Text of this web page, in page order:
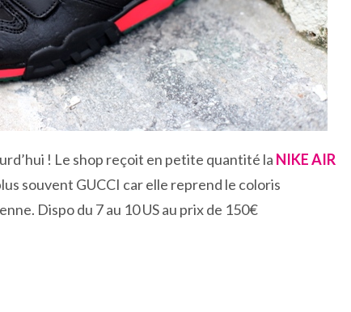
! Le shop reçoit en petite quantité la NIKE AIR
souvent GUCCI car elle reprend le coloris
Dispo du 7 au 10 US au prix de 150€